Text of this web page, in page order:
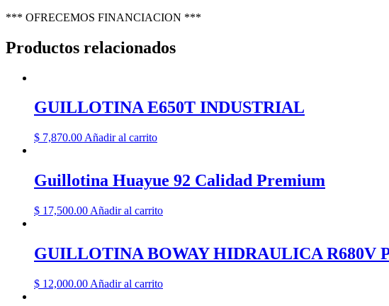
*** OFRECEMOS FINANCIACION ***
Productos relacionados
GUILLOTINA E650T INDUSTRIAL
$ 7,870.00 Añadir al carrito
Guillotina Huayue 92 Calidad Premium
$ 17,500.00 Añadir al carrito
GUILLOTINA BOWAY HIDRAULICA R680V
$ 12,000.00 Añadir al carrito